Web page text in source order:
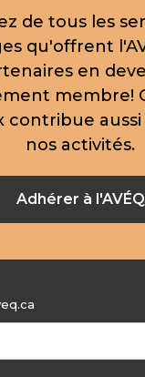
de tous les
qu'offrent
en
membre!
contribue
nos activités.
Adhérer à l'AVÉQ